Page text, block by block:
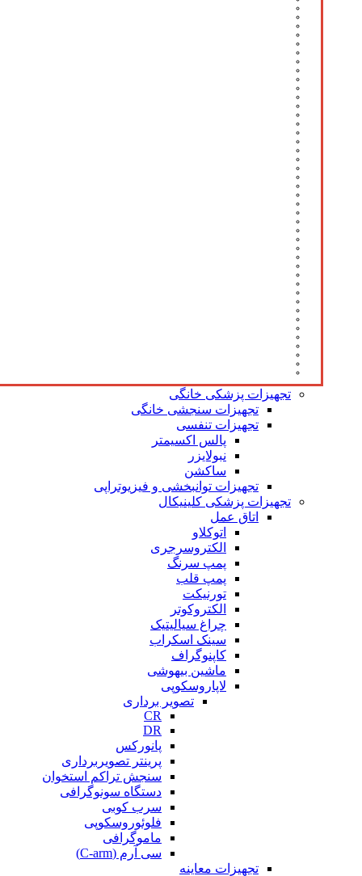
تجهیزات پزشکی خانگی
تجهیزات سنجشی خانگی
تجهیزات تنفسی
پالس اکسیمتر
نبولایزر
ساکشن
تجهیزات توانبخشی و فیزیوتراپی
تجهیزات پزشکی کلینیکال
اتاق عمل
اتوکلاو
الکتروسرجری
پمپ سرنگ
پمپ قلب
تورنیکت
الکتروکوتر
چراغ سیالیتیک
سینک اسکراب
کاپنوگراف
ماشین بیهوشی
لاپاروسکوپی
تصویر برداری
CR
DR
پانورکس
پرینتر تصویربرداری
سنجش تراکم استخوان
دستگاه سونوگرافی
سرب کوبی
فلوئوروسکوپی
ماموگرافی
سی آرم (C-arm)
تجهیزات معاینه